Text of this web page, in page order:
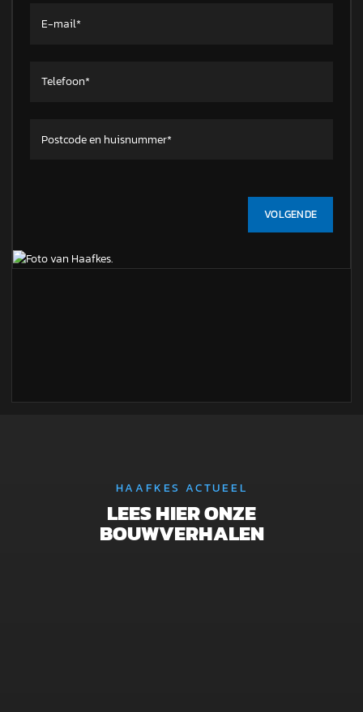
VOLGENDE
HAAFKES ACTUEEL
LEES HIER ONZE
BOUWVERHALEN